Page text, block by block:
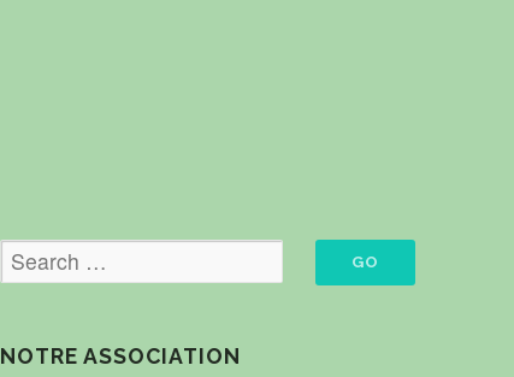
NOTRE ASSOCIATION